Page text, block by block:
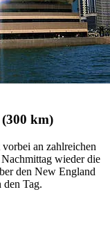
km)
an zahlreichen
wieder die
den New England
den Tag.